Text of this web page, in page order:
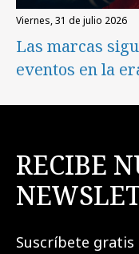
viernes, 31 de julio 2026
Las marcas
eventos en la
RECIBE
Suscríbete